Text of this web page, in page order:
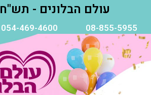
עולם הבלונים - תש"ח 5 סיטי
08-855-5955
054-469-4600